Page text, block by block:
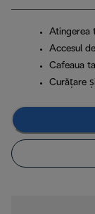
Atingerea
Accesul
Cafeaua
Curățare